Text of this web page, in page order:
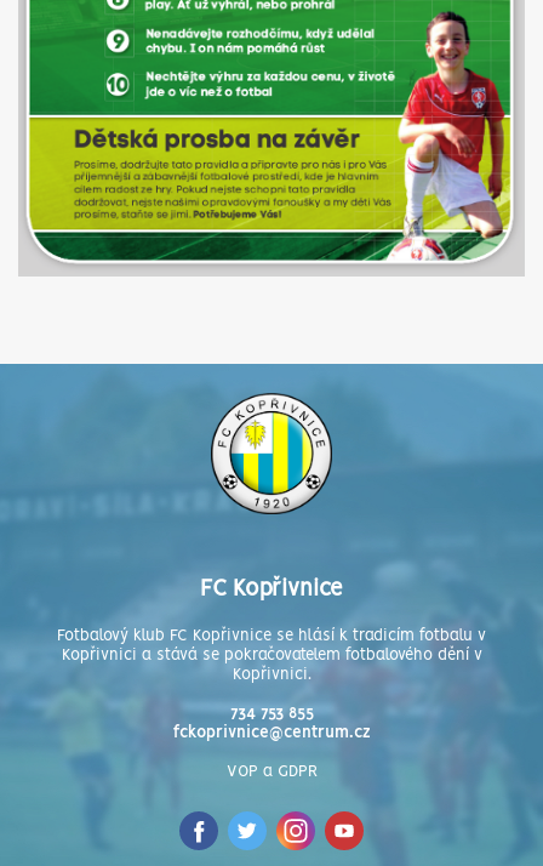
FC Kopřivnice
Fotbalový klub FC Kopřivnice se hlásí k tradicím fotbalu v
Kopřivnici a stává se pokračovatelem fotbalového dění v
Kopřivnici.
734 753 855
fckoprivnice@centrum.cz
VOP a GDPR